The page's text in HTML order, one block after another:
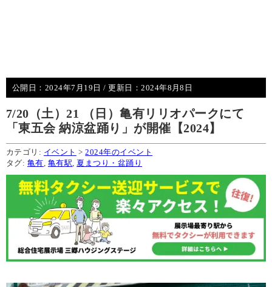
公開日： 2024年7月19日 / 更新日：2024年8月8日
7/20（土）21 （日）亀有リリオパークにて
「東五会 納涼盆踊り」が開催【2024】
カテゴリ: イベント >2024年のイベント
タグ: 亀有 亀有駅 夏まつり・盆踊り